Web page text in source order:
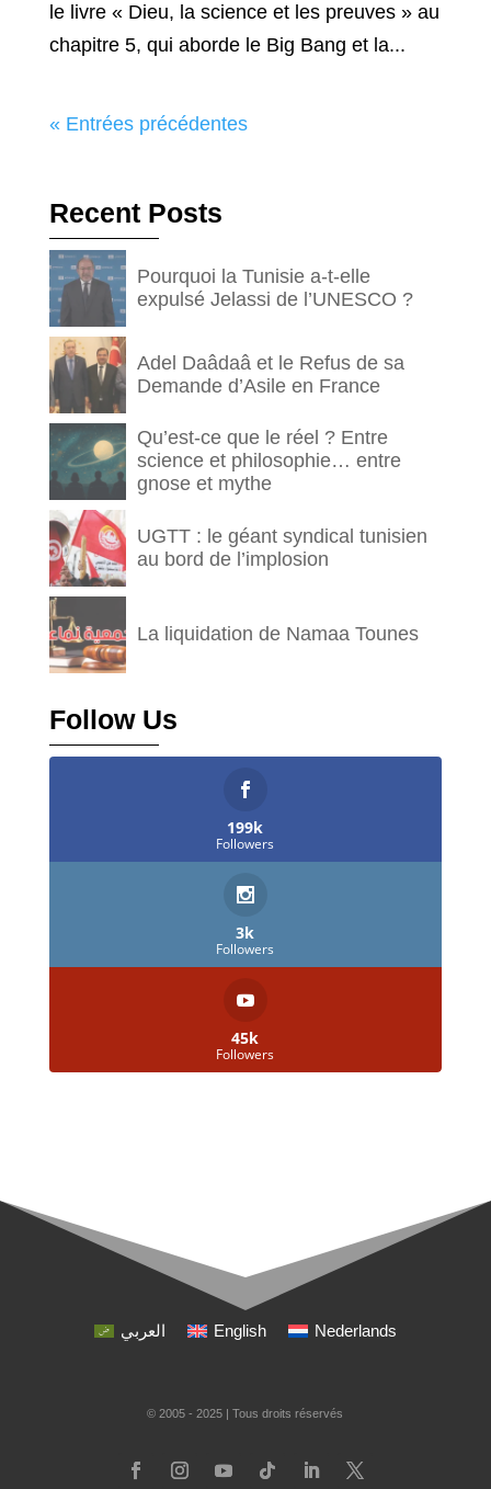
le livre « Dieu, la science et les preuves » au
chapitre 5, qui aborde le Big Bang et la...
« Entrées précédentes
Recent Posts
Pourquoi la Tunisie a-t-elle
expulsé Jelassi de l’UNESCO ?
Adel Daâdaâ et le Refus de sa
Demande d’Asile en France
Qu’est-ce que le réel ? Entre
science et philosophie… entre
gnose et mythe
UGTT : le géant syndical tunisien
au bord de l’implosion
La liquidation de Namaa Tounes
Follow Us
199k
Followers
3k
Followers
45k
Followers
العربي English Nederlands
© 2005 - 2025 | Tous droits réservés